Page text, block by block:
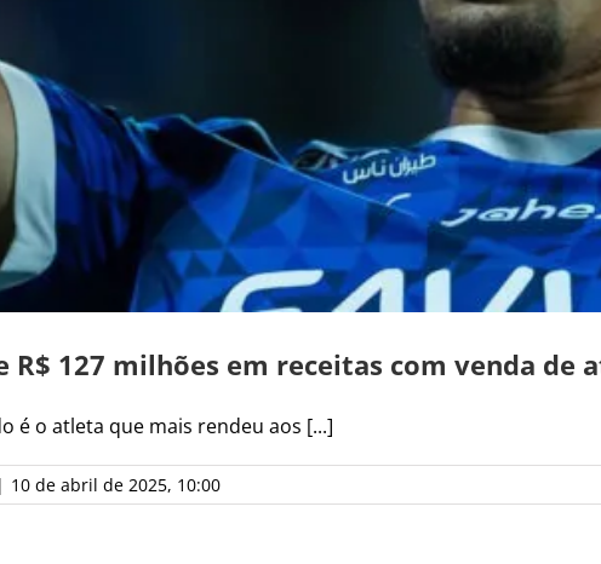
R$ 127 milhões em receitas com venda de
é o atleta que mais rendeu aos [...]
| 10 de abril de 2025, 10:00